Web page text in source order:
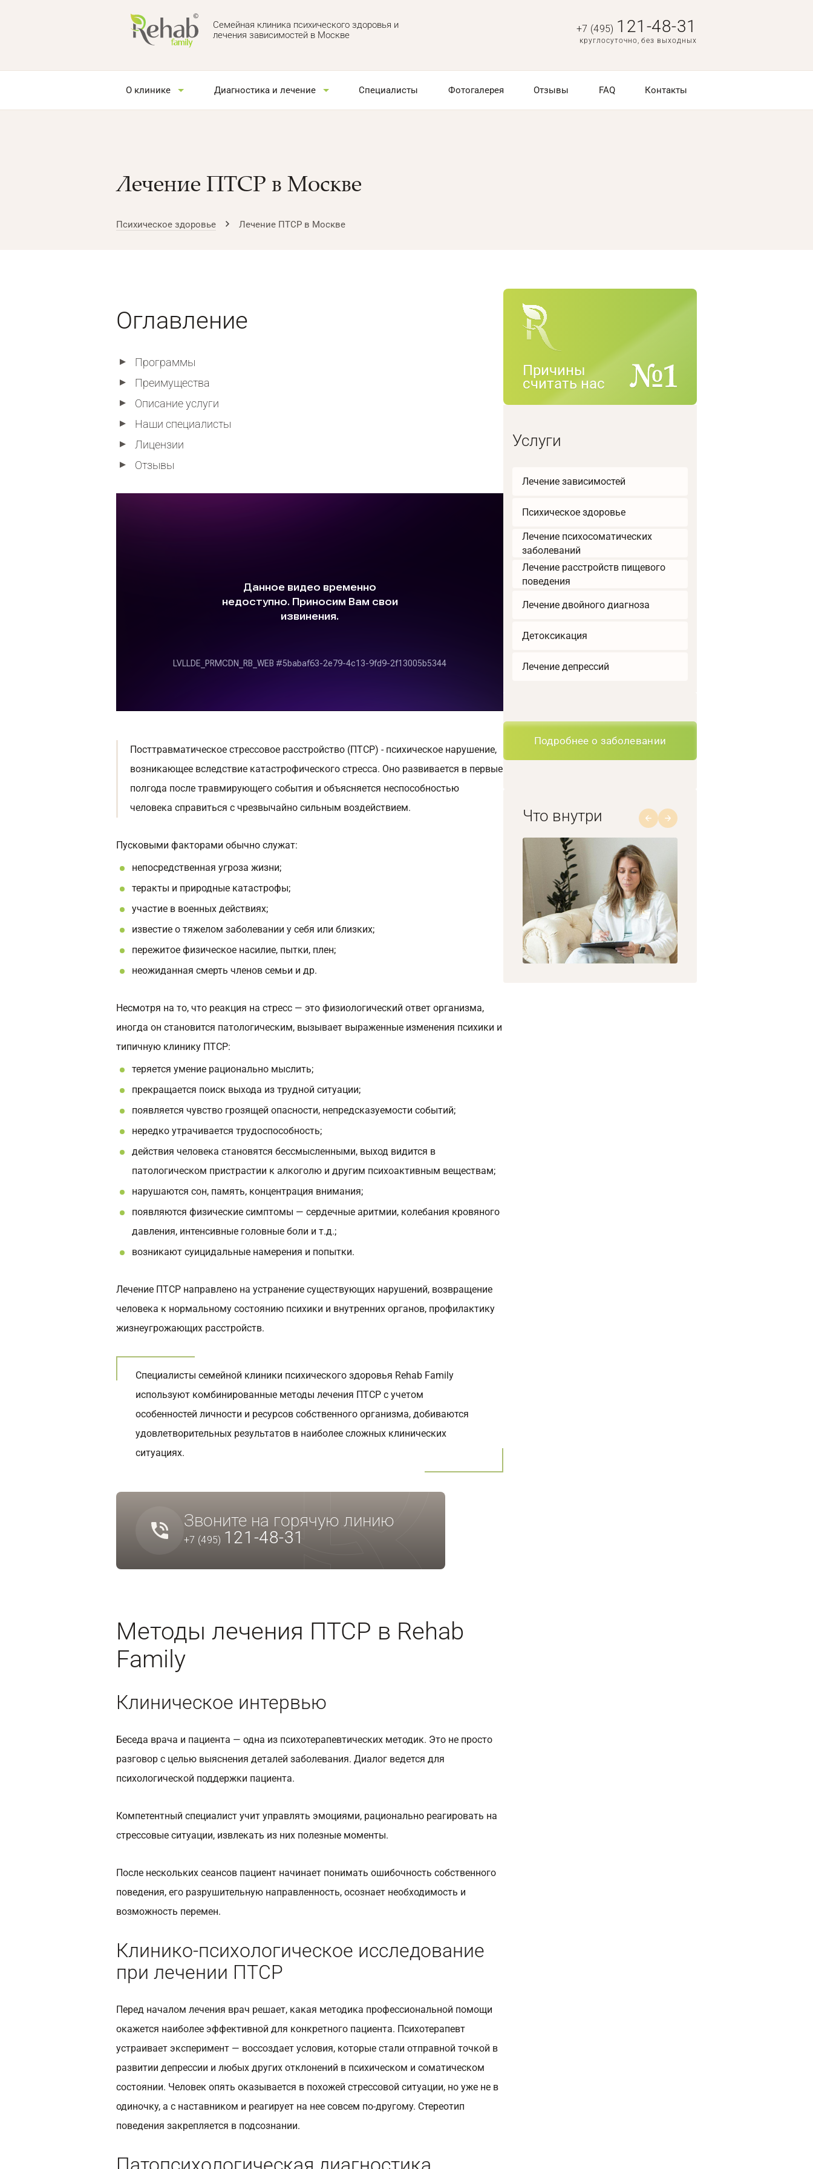
Семейная клиника психического здоровья и
лечения зависимостей в Москве
+7 (495) 121-48-31
круглосуточно, без выходных
О клинике Диагностика и лечение Специалисты Фотогалерея Отзывы FAQ Контакты
Лечение ПТСР в Москве
Психическое здоровье Лечение ПТСР в Москве
Оглавление
Программы
Преимущества
Описание услуги
Наши специалисты
Лицензии
Отзывы
Посттравматическое стрессовое расстройство (ПТСР) - психическое нарушение,
возникающее вследствие катастрофического стресса. Оно развивается в первые
полгода после травмирующего события и объясняется неспособностью
человека справиться с чрезвычайно сильным воздействием.
Пусковыми факторами обычно служат:
непосредственная угроза жизни;
теракты и природные катастрофы;
участие в военных действиях;
известие о тяжелом заболевании у себя или близких;
пережитое физическое насилие, пытки, плен;
неожиданная смерть членов семьи и др.
Несмотря на то, что реакция на стресс — это физиологический ответ организма,
иногда он становится патологическим, вызывает выраженные изменения психики и
типичную клинику ПТСР:
теряется умение рационально мыслить;
прекращается поиск выхода из трудной ситуации;
появляется чувство грозящей опасности, непредсказуемости событий;
нередко утрачивается трудоспособность;
действия человека становятся бессмысленными, выход видится в
патологическом пристрастии к алкоголю и другим психоактивным веществам;
нарушаются сон, память, концентрация внимания;
появляются физические симптомы — сердечные аритмии, колебания кровяного
давления, интенсивные головные боли и т.д.;
возникают суицидальные намерения и попытки.
Лечение ПТСР направлено на устранение существующих нарушений, возвращение
человека к нормальному состоянию психики и внутренних органов, профилактику
жизнеугрожающих расстройств.
Специалисты семейной клиники психического здоровья Rehab Family
используют комбинированные методы лечения ПТСР с учетом
особенностей личности и ресурсов собственного организма, добиваются
удовлетворительных результатов в наиболее сложных клинических
ситуациях.
Звоните на горячую линию
+7 (495) 121-48-31
Методы лечения ПТСР в Rehab
Family
Клиническое интервью
Беседа врача и пациента — одна из психотерапевтических методик. Это не просто
разговор с целью выяснения деталей заболевания. Диалог ведется для
психологической поддержки пациента.
Компетентный специалист учит управлять эмоциями, рационально реагировать на
стрессовые ситуации, извлекать из них полезные моменты.
После нескольких сеансов пациент начинает понимать ошибочность собственного
поведения, его разрушительную направленность, осознает необходимость и
возможность перемен.
Клинико-психологическое исследование
при лечении ПТСР
Перед началом лечения врач решает, какая методика профессиональной помощи
окажется наиболее эффективной для конкретного пациента. Психотерапевт
устраивает эксперимент — воссоздает условия, которые стали отправной точкой в
развитии депрессии и любых других отклонений в психическом и соматическом
состоянии. Человек опять оказывается в похожей стрессовой ситуации, но уже не в
одиночку, а с наставником и реагирует на нее совсем по-другому. Стереотип
поведения закрепляется в подсознании.
Причины
считать нас
Услуги
Лечение зависимостей
Психическое здоровье
Лечение психосоматических
заболеваний
Лечение расстройств пищевого
поведения
Лечение двойного диагноза
Детоксикация
Лечение депрессий
Подробнее о заболевании
Что внутри
1/8